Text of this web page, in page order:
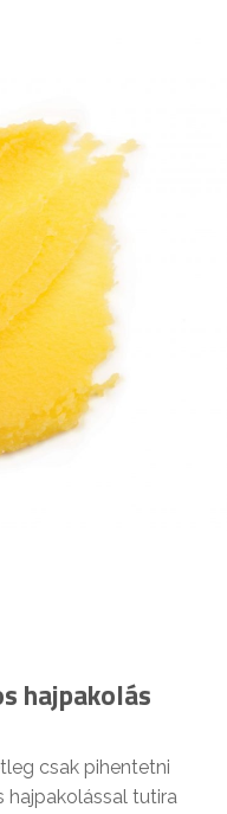
hajpakolás
csak pihentetni
hajpakolással tutira